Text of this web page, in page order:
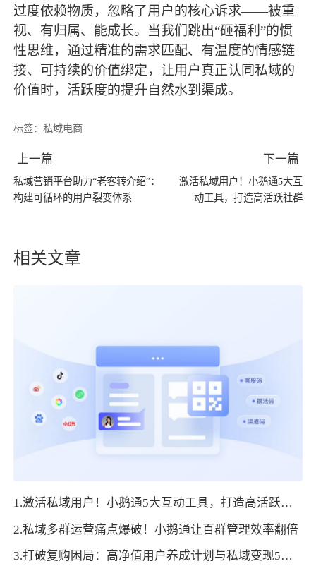
过度依赖物质，忽略了用户的核心诉求——被重
视、有归属、能成长。当我们跳出“砸福利”的惯
性思维，通过精准的需求匹配、有温度的情感链
接、可持续的价值绑定，让用户真正认同私域的
价值时，活跃度的提升自然水到渠成。
标签：私域电商
上一篇
私域营销平台助力“老客转介绍”：
构建可循环的用户裂变体系
下一篇
激活私域用户！小鹅通5大互
动工具，打造高活跃社群
相关文章
1.激活私域用户！小鹅通5大互动工具，打造高活跃社群
2.私域多群运营痛点爆破！小鹅通让百群管理效率翻倍
3.打破复购困局：高净值用户养成计划与私域变现5重引擎